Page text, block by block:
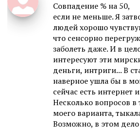
Совпадение % на 50,
если не меньше. Я
людей хорошо
что сенсорно
заболеть даже. И в
интересуют эти
деньги, интриги... В
наверное ушла бы в
сейчас есть интернет
Несколько вопросов в
моего варианта,
Возможно, в этом дело